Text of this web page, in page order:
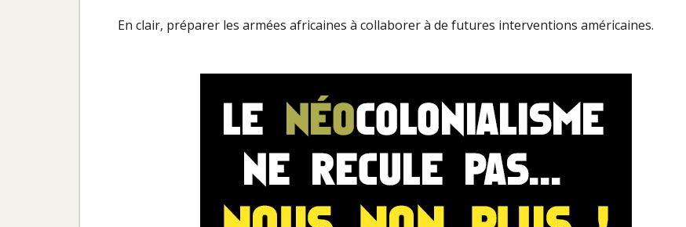
En clair, préparer les armées africaines à collaborer à de futures interventions américaines.